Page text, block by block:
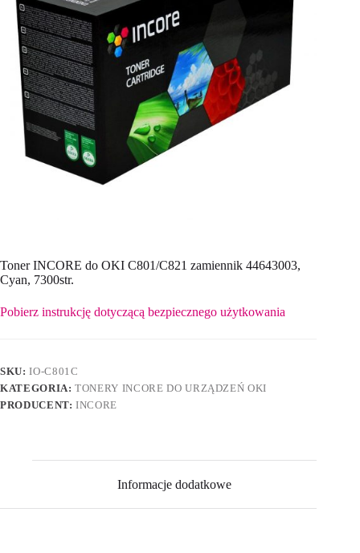
Toner INCORE do OKI C801/C821 zamiennik 44643003,
Cyan, 7300str.
Pobierz instrukcję dotyczącą bezpiecznego użytkowania
SKU:IO-C801C
KATEGORIA:TONERY INCORE DO URZĄDZEŃ OKI
PRODUCENT:INCORE
Informacje dodatkowe